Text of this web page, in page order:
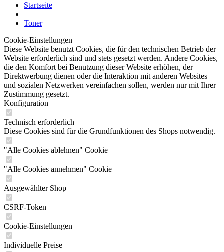
Startseite
Toner
Cookie-Einstellungen
Diese Website benutzt Cookies, die für den technischen Betrieb der
Website erforderlich sind und stets gesetzt werden. Andere Cookies,
die den Komfort bei Benutzung dieser Website erhöhen, der
Direktwerbung dienen oder die Interaktion mit anderen Websites
und sozialen Netzwerken vereinfachen sollen, werden nur mit Ihrer
Zustimmung gesetzt.
Konfiguration
Technisch erforderlich
Diese Cookies sind für die Grundfunktionen des Shops notwendig.
"Alle Cookies ablehnen" Cookie
"Alle Cookies annehmen" Cookie
Ausgewählter Shop
CSRF-Token
Cookie-Einstellungen
Individuelle Preise